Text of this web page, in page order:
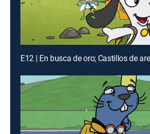
E12 | En busca de oro; Castillos de